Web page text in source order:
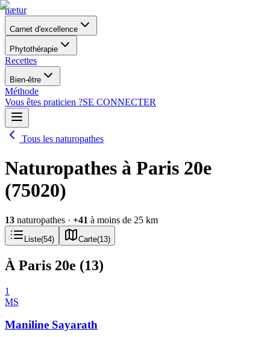
nætur
Carnet d'excellence
Phytothérapie
Recettes
Bien-être
Méthode
Vous êtes praticien ?SE CONNECTER
Tous les naturopathes
Naturopathes à Paris 20e
(75020)
13 naturopathes · +41 à moins de 25 km
Liste(54) Carte(13)
À Paris 20e (13)
1
MS
Maniline Sayarath